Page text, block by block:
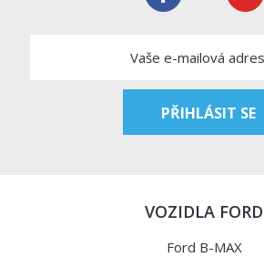
VOZIDLA FORD
Ford B-MAX